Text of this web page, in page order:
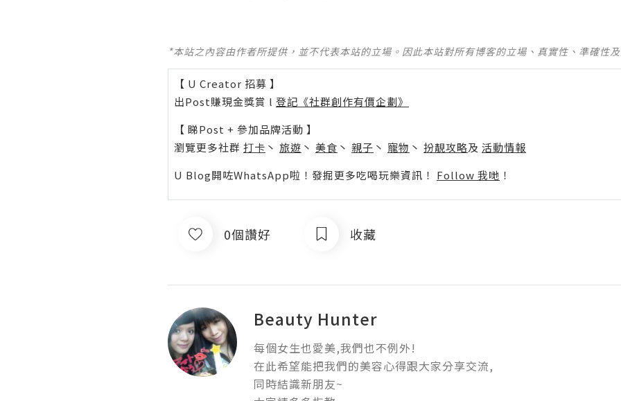
*本站之內容由作者所提供，並不代表本站的立場。因此本站對所有博客的立場、真實性、準確性
【 U Creator 招募 】
出Post賺現金獎賞 l 登記《社群創作有價企劃》
【 睇Post + 參加品牌活動 】
瀏覽更多社群 打卡 丶 旅遊 丶 美食 丶 親子 丶 寵物 丶 扮靚攻略及 活動情報
U Blog開咗WhatsApp啦！發掘更多吃喝玩樂資訊！ Follow 我哋 ！
0個讚好 收藏
Beauty Hunter
每個女生也愛美,我們也不例外!
在此希望能把我們的美容心得跟大家分享交流,
同時結識新朋友~